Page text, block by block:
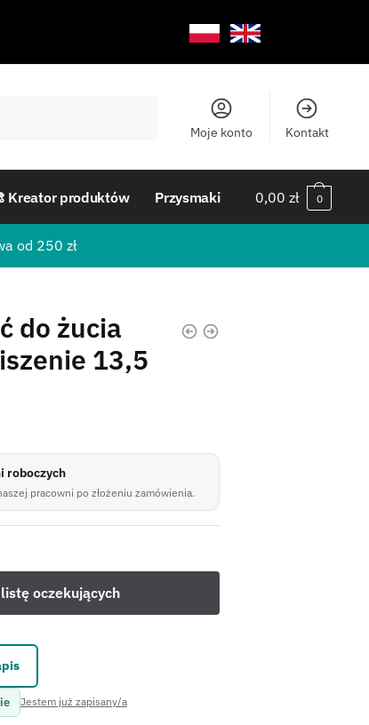
Moje konto Kontakt
Kreator produktów Przysmaki 0,00zł 0
od 250 zł
do żucia
13,5
roboczych
pracowni po złożeniu zamówienia.
Jestem już zapisany/a